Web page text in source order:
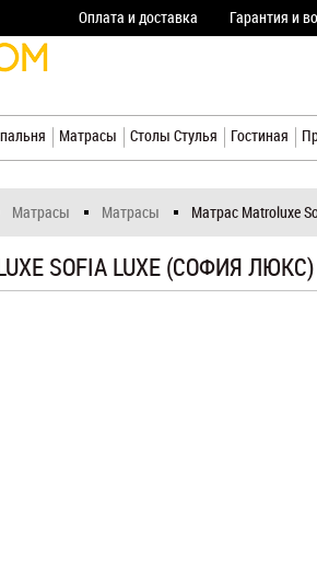
Оплата и доставка Гарантия и
Матрасы Столы Стулья Гостиная
Матрасы Матрасы Матрас Matroluxe
SOFIA LUXE (СОФИЯ